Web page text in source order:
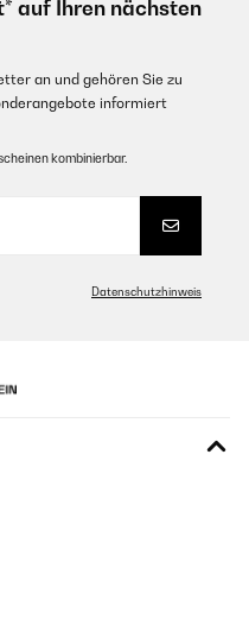
auf Ihren nächsten
an und gehören Sie zu
informiert
kombinierbar.
Datenschutzhinweis